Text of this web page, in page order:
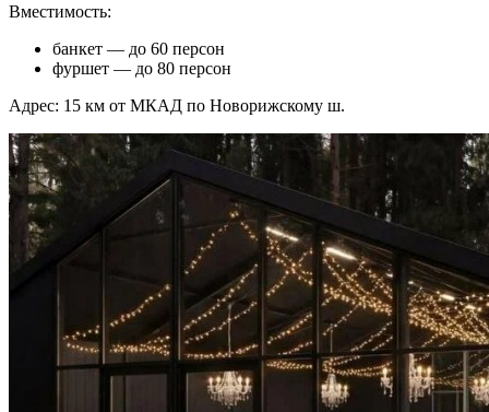
Вместимость:
банкет — до 60 персон
фуршет — до 80 персон
Адрес: 15 км от МКАД по Новорижскому ш.